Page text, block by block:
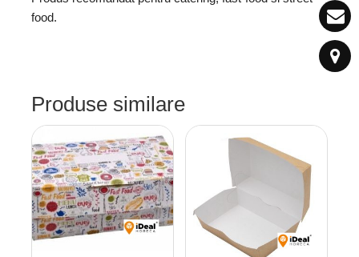
food.
Produse similare